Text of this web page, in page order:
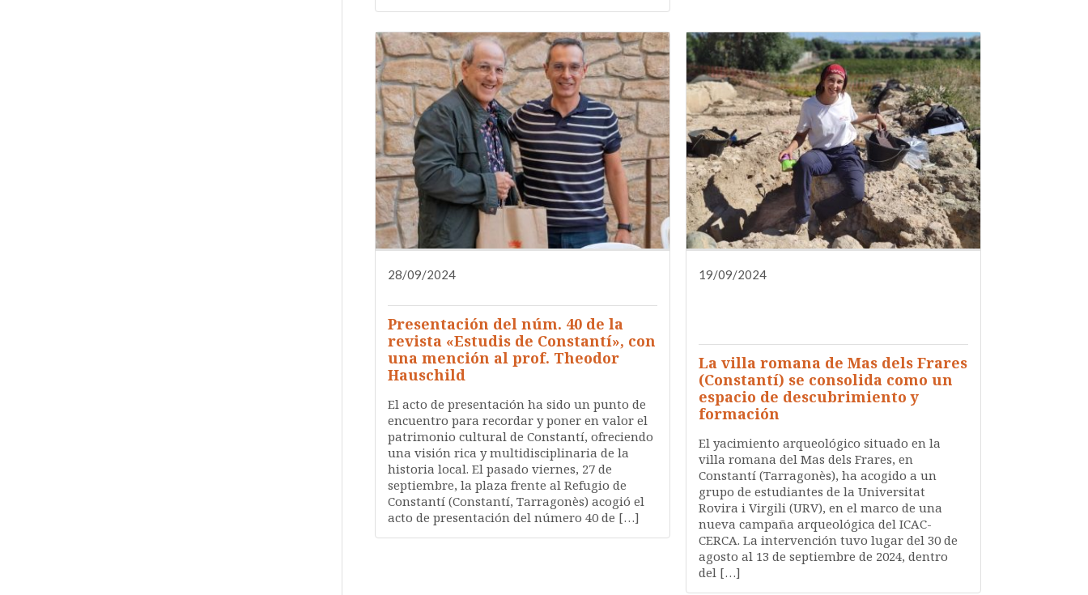
28/09/2024
Presentación del núm. 40 de la
revista «Estudis de Constantí», con
una mención al prof. Theodor
Hauschild
El acto de presentación ha sido un punto de
encuentro para recordar y poner en valor el
patrimonio cultural de Constantí, ofreciendo
una visión rica y multidisciplinaria de la
historia local. El pasado viernes, 27 de
septiembre, la plaza frente al Refugio de
Constantí (Constantí, Tarragonès) acogió el
acto de presentación del número 40 de […]
19/09/2024
La villa romana de Mas dels Frares
(Constantí) se consolida como un
espacio de descubrimiento y
formación
El yacimiento arqueológico situado en la
villa romana del Mas dels Frares, en
Constantí (Tarragonès), ha acogido a un
grupo de estudiantes de la Universitat
Rovira i Virgili (URV), en el marco de una
nueva campaña arqueológica del ICAC-
CERCA. La intervención tuvo lugar del 30 de
agosto al 13 de septiembre de 2024, dentro
del […]